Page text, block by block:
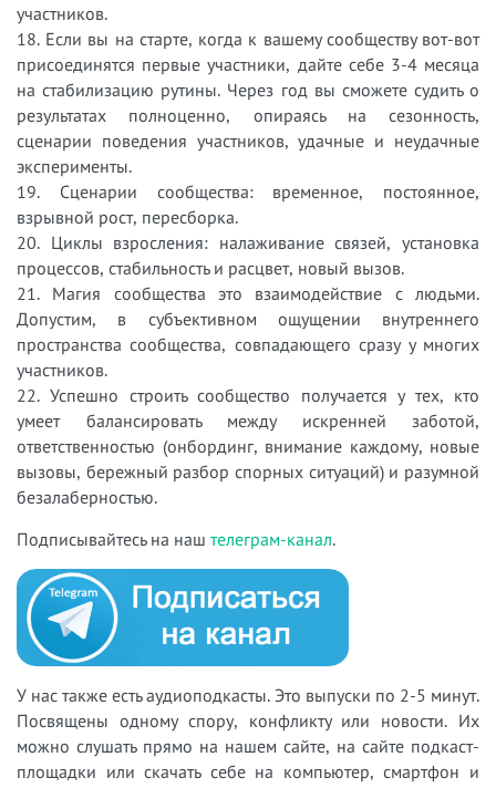
участников.
18. Если вы на старте, когда к вашему сообществу вот-вот
присоединятся первые участники, дайте себе 3-4 месяца
на стабилизацию рутины. Через год вы сможете судить о
результатах полноценно, опираясь на сезонность,
сценарии поведения участников, удачные и неудачные
эксперименты.
19. Сценарии сообщества: временное, постоянное,
взрывной рост, пересборка.
20. Циклы взросления: налаживание связей, установка
процессов, стабильность и расцвет, новый вызов.
21. Магия сообщества это взаимодействие с людьми.
Допустим, в субъективном ощущении внутреннего
пространства сообщества, совпадающего сразу у многих
участников.
22. Успешно строить сообщество получается у тех, кто
умеет балансировать между искренней заботой,
ответственностью (онбординг, внимание каждому, новые
вызовы, бережный разбор спорных ситуаций) и разумной
безалаберностью.
Подписывайтесь на наш телеграм-канал.
У нас также есть аудиоподкасты. Это выпуски по 2-5 минут.
Посвящены одному спору, конфликту или новости. Их
можно слушать прямо на нашем сайте, на сайте подкаст-
площадки или скачать себе на компьютер, смартфон и